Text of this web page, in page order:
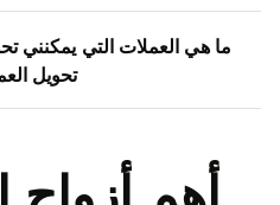
ما هي العملات التي يمكنني
تحويل